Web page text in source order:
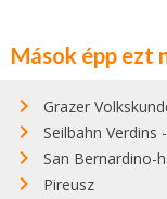
Mások épp ezt
Grazer
Seilbahn Verdins
San Bernardino-
Pireusz